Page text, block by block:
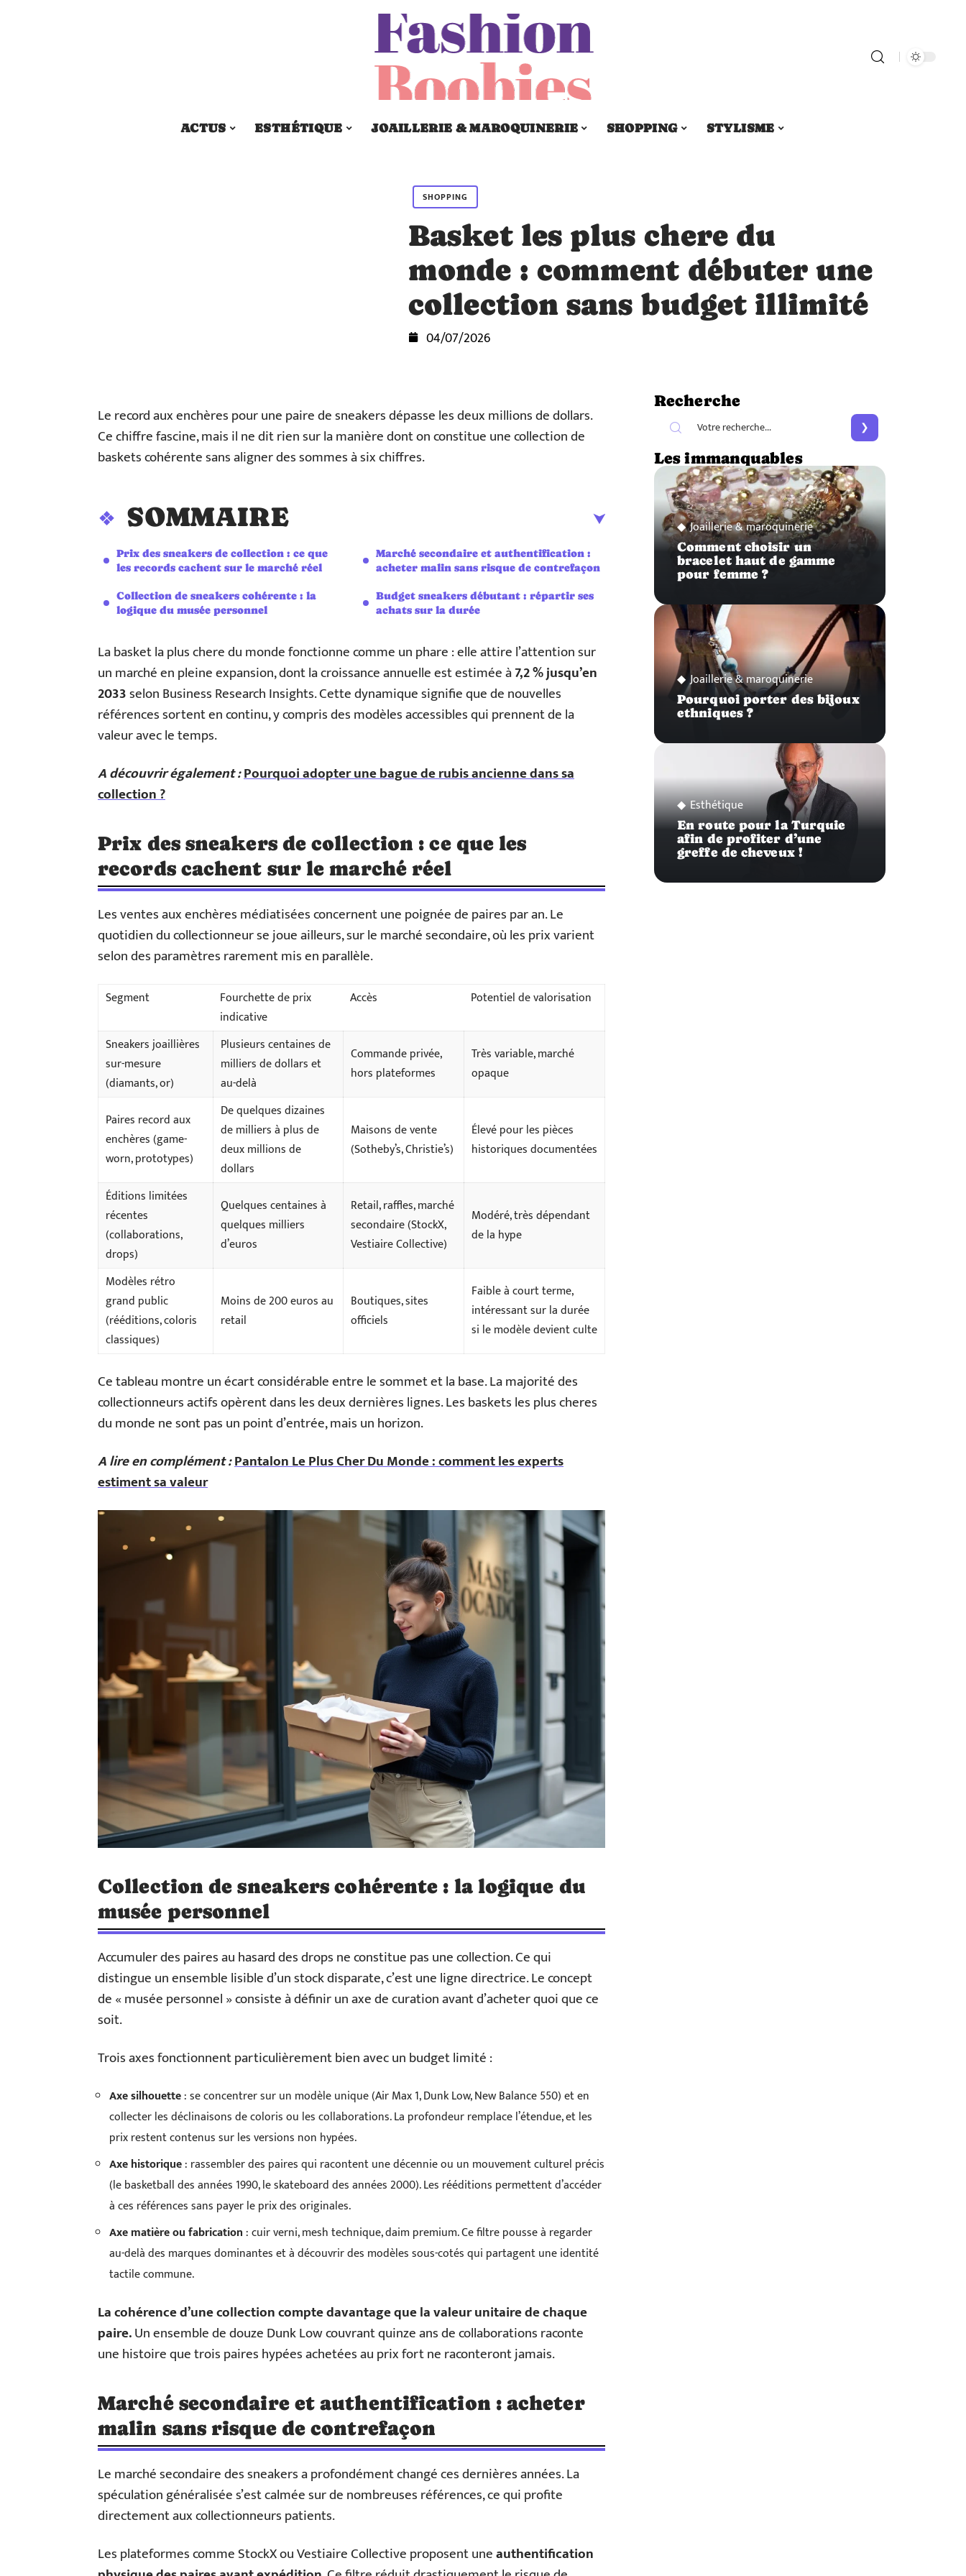
ACTUS ESTHÉTIQUE JOAILLERIE & MAROQUINERIE SHOPPING STYLISME
SHOPPING
Basket les plus chere du
monde : comment débuter une
collection sans budget illimité
04/07/2026
Le record aux enchères pour une paire de sneakers dépasse les deux millions de dollars.
Ce chiffre fascine, mais il ne dit rien sur la manière dont on constitue une collection de
baskets cohérente sans aligner des sommes à six chiffres.
SOMMAIRE
Prix des sneakers de collection : ce que
les records cachent sur le marché réel
Collection de sneakers cohérente : la
logique du musée personnel
Marché secondaire et authentification :
acheter malin sans risque de contrefaçon
Budget sneakers débutant : répartir ses
achats sur la durée
La basket la plus chere du monde fonctionne comme un phare : elle attire l’attention sur
un marché en pleine expansion, dont la croissance annuelle est estimée à7,2 % jusqu’en
2033selon Business Research Insights. Cette dynamique signifie que de nouvelles
références sortent en continu, y compris des modèles accessibles qui prennent de la
valeur avec le temps.
A découvrir également :Pourquoi adopter une bague de rubis ancienne dans sa
collection ?
Prix des sneakers de collection : ce que les
records cachent sur le marché réel
Les ventes aux enchères médiatisées concernent une poignée de paires par an. Le
quotidien du collectionneur se joue ailleurs, sur le marché secondaire, où les prix varient
selon des paramètres rarement mis en parallèle.
Segment
Fourchette de prix
indicative
Accès Potentiel de valorisation
Sneakers joaillières
sur-mesure
(diamants, or)
Plusieurs centaines de
milliers de dollars et
au-delà
Commande privée,
hors plateformes
Très variable, marché
opaque
Paires record aux
enchères (game-
worn, prototypes)
De quelques dizaines
de milliers à plus de
deux millions de
dollars
Maisons de vente
(Sotheby’s, Christie’s)
Élevé pour les pièces
historiques documentées
Éditions limitées
récentes
(collaborations,
drops)
Quelques centaines à
quelques milliers
d’euros
Retail, raffles, marché
secondaire (StockX,
Vestiaire Collective)
Modéré, très dépendant
de la hype
Modèles rétro
grand public
(rééditions, coloris
classiques)
Moins de 200 euros au
retail
Boutiques, sites
officiels
Faible à court terme,
intéressant sur la durée
si le modèle devient culte
Ce tableau montre un écart considérable entre le sommet et la base. La majorité des
collectionneurs actifs opèrent dans les deux dernières lignes. Les baskets les plus cheres
du monde ne sont pas un point d’entrée, mais un horizon.
A lire en complément :Pantalon Le Plus Cher Du Monde : comment les experts
estiment sa valeur
Collection de sneakers cohérente : la logique du
musée personnel
Accumuler des paires au hasard des drops ne constitue pas une collection. Ce qui
distingue un ensemble lisible d’un stock disparate, c’est une ligne directrice. Le concept
de « musée personnel » consiste à définir un axe de curation avant d’acheter quoi que ce
soit.
Trois axes fonctionnent particulièrement bien avec un budget limité :
Axe silhouette: se concentrer sur un modèle unique (Air Max 1, Dunk Low, New Balance 550) et en
collecter les déclinaisons de coloris ou les collaborations. La profondeur remplace l’étendue, et les
prix restent contenus sur les versions non hypées.
Axe historique: rassembler des paires qui racontent une décennie ou un mouvement culturel précis
(le basketball des années 1990, le skateboard des années 2000). Les rééditions permettent d’accéder
à ces références sans payer le prix des originales.
Axe matière ou fabrication : cuir verni, mesh technique, daim premium. Ce filtre pousse à regarder
au-delà des marques dominantes et à découvrir des modèles sous-cotés qui partagent une identité
tactile commune.
La cohérence d’une collection compte davantage que la valeur unitaire de chaque
paire.Un ensemble de douze Dunk Low couvrant quinze ans de collaborations raconte
une histoire que trois paires hypées achetées au prix fort ne raconteront jamais.
Marché secondaire et authentification : acheter
malin sans risque de contrefaçon
Le marché secondaire des sneakers a profondément changé ces dernières années. La
spéculation généralisée s’est calmée sur de nombreuses références, ce qui profite
directement aux collectionneurs patients.
Les plateformes comme StockX ou Vestiaire Collective proposent uneauthentification
Recherche
Les immanquables
Joaillerie & maroquinerie
Comment choisir un
bracelet haut de gamme
pour femme ?
Joaillerie & maroquinerie
Pourquoi porter des bijoux
ethniques ?
Esthétique
En route pour la Turquie
afin de profiter d’une
greffe de cheveux !